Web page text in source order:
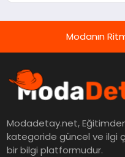
Modanın
Modadetay.net,
kategoride güncel ve ilgi
bir bilgi platformudur.